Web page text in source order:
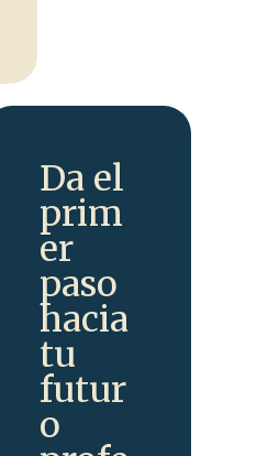
Da el
prim
er
paso
hacia
tu
futur
o